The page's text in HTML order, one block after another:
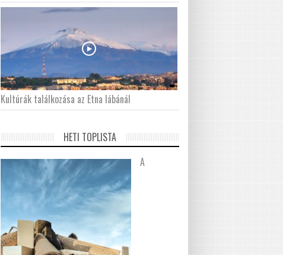
Kultúrák találkozása az Etna lábánál
HETI TOPLISTA
A